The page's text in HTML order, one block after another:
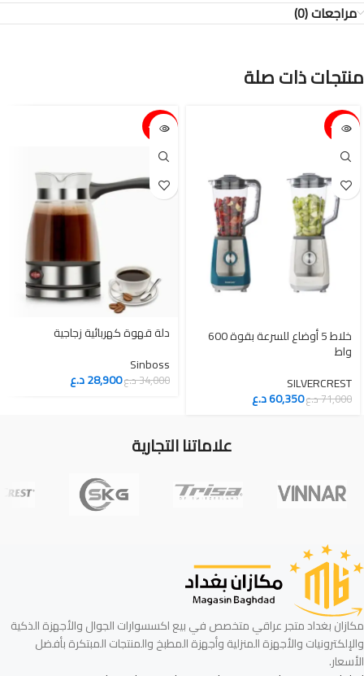
مراجعات (0)
منتجات ذات صلة
15%-
خلاط 5 أوضاع للسرعة بقوة 600
واط
SILVERCREST
71,000د.ع60,350د.ع
15%-
دلة قهوة كهربائية زجاجية
Sinboss
34,000د.ع28,900د.ع
علاماتنا التجارية
مكازان بغداد متجر عراقي متخصص في بيع اكسسوارات الجوال والأجهزة الذكية
والإلكترونيات والأجهزة المنزلية وأجهزة المطبخ والمنتجات المبتكرة بأفضل
الأسعار.